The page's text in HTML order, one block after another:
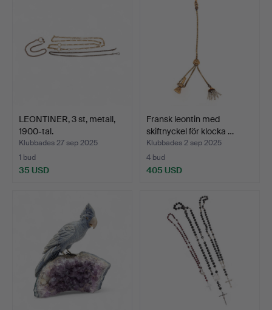
LEONTINER, 3 st, metall,
1900-tal.
Klubbades 27 sep 2025
1 bud
35 USD
Fransk leontin med
skiftnyckel för klocka …
Klubbades 2 sep 2025
4 bud
405 USD